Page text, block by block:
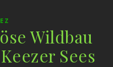
Wildbau
Sees